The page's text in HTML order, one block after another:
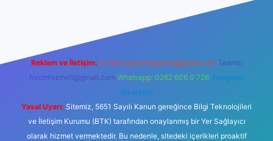
Reklam ve İletişim: E-mail: backlinkpaneli@gmail.com Teams:
forumhizmeti@gmail.com Whatsapp: 0262 606 0 726 Telegram:
@karabul
Yasal Uyarı: Sitemiz, 5651 Sayılı Kanun gereğince Bilgi Teknolojileri
ve İletişim Kurumu (BTK) tarafından onaylanmış bir Yer Sağlayıcı
olarak hizmet vermektedir. Bu nedenle, sitedeki içerikleri proaktif